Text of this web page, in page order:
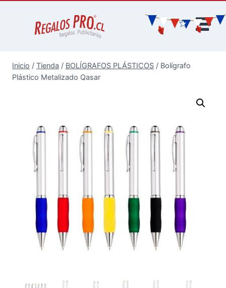
Inicio / Tienda / BOLÍGRAFOS PLÁSTICOS / Bolígrafo
Plástico Metalizado Qasar